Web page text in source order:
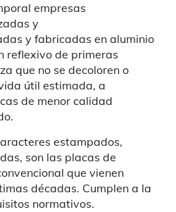
empresas
y
y fabricadas en aluminio
reflexivo de primeras
que no se decoloren o
útil estimada, a
de menor calidad
estampados,
son las placas de
que vienen
décadas. Cumplen a la
normativos.